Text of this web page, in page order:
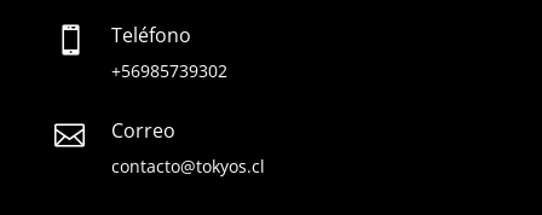
 Teléfono
+56985739302
 Correo
contacto@tokyos.cl